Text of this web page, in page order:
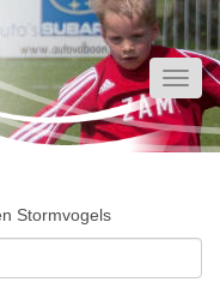
Stormvogels